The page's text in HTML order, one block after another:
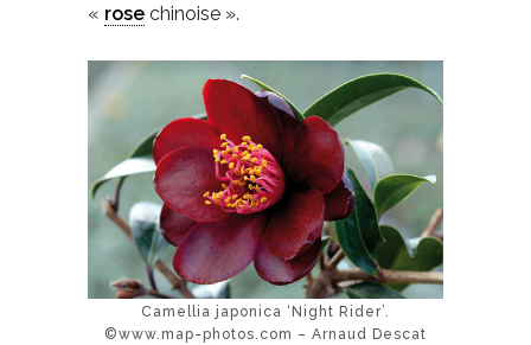
« rose chinoise ».
Camellia japonica ‘Night Rider’.
©www.map-photos.com – Arnaud Descat